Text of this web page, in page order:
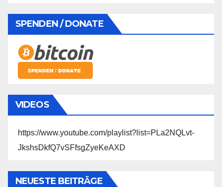
SPENDEN / DONATE
VIDEOS
https://www.youtube.com/playlist?list=PLa2NQLvt-
JkshsDkfQ7vSFfsgZyeKeAXD
NEUESTE BEITRÄGE